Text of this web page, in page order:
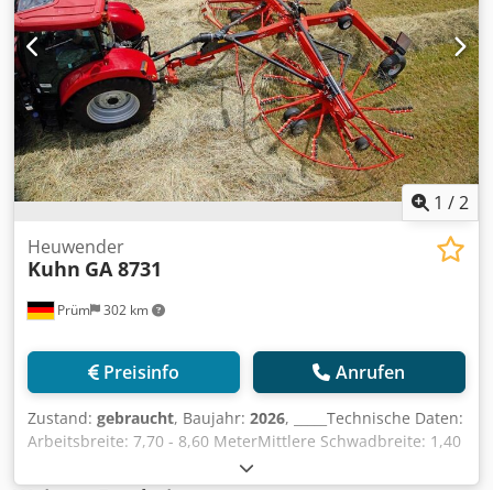
540Gelenkwelle Überlastsicherung
(Sternratsche)Gelenkwellenprofil 1 3/8" 6-teiligWarntafeln
SonderzubehörBeleuchtung SonderzubehörGewicht ca. kg
520Sonderausstattung- Satz Warntafeln mit LED
Beleuchtung- 1 Satz Tandemachsen mit Rädern 16/6.50-
8Interne Nummer 14393Nettopreis: 6.900,00
EURBruttopreis: 8.211,00 EUR,Lagerort:null Dodpjzgqq Rofx
Aixsck
1 /2
Prüm 302 km
Heuwender
Kuhn GA 8731
Preisinfo Anrufen
Zustand: gebraucht, Baujahr: 2026, _____Technische Daten:
Arbeitsbreite: 7,70 - 8,60 MeterMittlere Schwadbreite: 1,40
- 2,30 MeterTransportbreite: 2,99 MeterTransportlänge: